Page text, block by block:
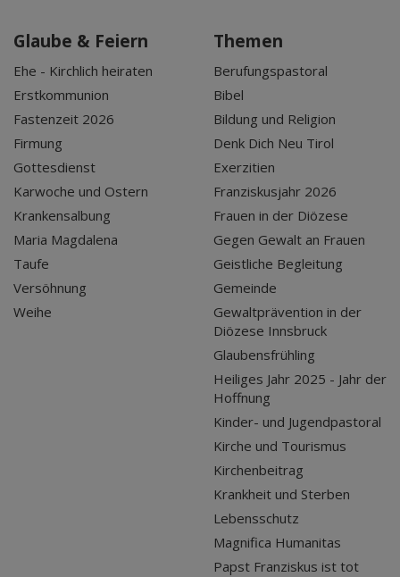
Glaube & Feiern
Ehe - Kirchlich heiraten
Erstkommunion
Fastenzeit 2026
Firmung
Gottesdienst
Karwoche und Ostern
Krankensalbung
Maria Magdalena
Taufe
Versöhnung
Weihe
Themen
Berufungspastoral
Bibel
Bildung und Religion
Denk Dich Neu Tirol
Exerzitien
Franziskusjahr 2026
Frauen in der Diözese
Gegen Gewalt an Frauen
Geistliche Begleitung
Gemeinde
Gewaltprävention in der
Diözese Innsbruck
Glaubensfrühling
Heiliges Jahr 2025 - Jahr der
Hoffnung
Kinder- und Jugendpastoral
Kirche und Tourismus
Kirchenbeitrag
Krankheit und Sterben
Lebensschutz
Magnifica Humanitas
Papst Franziskus ist tot